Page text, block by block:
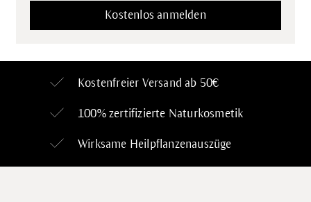
Kostenfreier Versand ab 50€
100% zertifizierte Naturkosmetik
Wirksame Heilpflanzenauszüge